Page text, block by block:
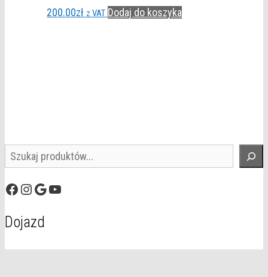
200.00zł z VAT Dodaj do koszyka
Szukaj
Facebook
Instagram
GoogleYouTube
Dojazd